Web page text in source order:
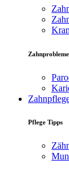
Zahnprobleme
Pflege Tipps